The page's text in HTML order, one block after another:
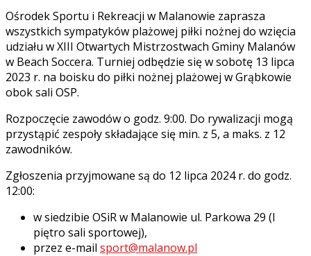
Ośrodek Sportu i Rekreacji w Malanowie zaprasza
wszystkich sympatyków plażowej piłki nożnej do wzięcia
udziału w XIII Otwartych Mistrzostwach Gminy Malanów
w Beach Soccera. Turniej odbędzie się w sobotę 13 lipca
2023 r. na boisku do piłki nożnej plażowej w Grąbkowie
obok sali OSP.
Rozpoczęcie zawodów o godz. 9:00. Do rywalizacji mogą
przystąpić zespoły składające się min. z 5, a maks. z 12
zawodników.
Zgłoszenia przyjmowane są do 12 lipca 2024 r. do godz.
12:00:
w siedzibie OSiR w Malanowie ul. Parkowa 29 (I
piętro sali sportowej),
przez e-mail sport@malanow.pl